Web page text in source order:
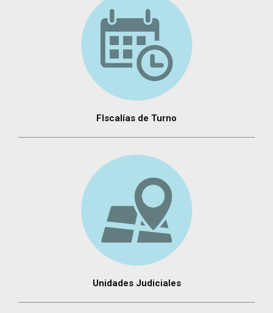
FIscalías de Turno
Unidades Judiciales